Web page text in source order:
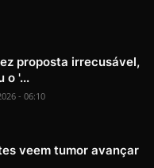
proposta irrecusável,
o '...
- 06:10
veem tumor avançar